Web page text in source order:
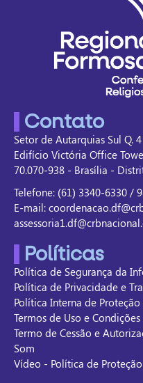
Contato
Setor de Autarquias Sul Q.
Edifício Victória Office
70.070-938 - Brasília -
Telefone: (61) 3340-6330 /
E-mail:
Políticas
Política de Segurança da
Política de Privacidade e
Política Interna de Proteção
Termos de Uso e
Termo de Cessão e
Som
Vídeo - Política de